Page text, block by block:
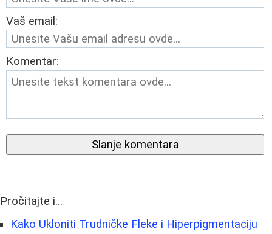
Vaš email:
Komentar:
Slanje komentara
Pročitajte i...
Kako Ukloniti Trudničke Fleke i Hiperpigmentaciju